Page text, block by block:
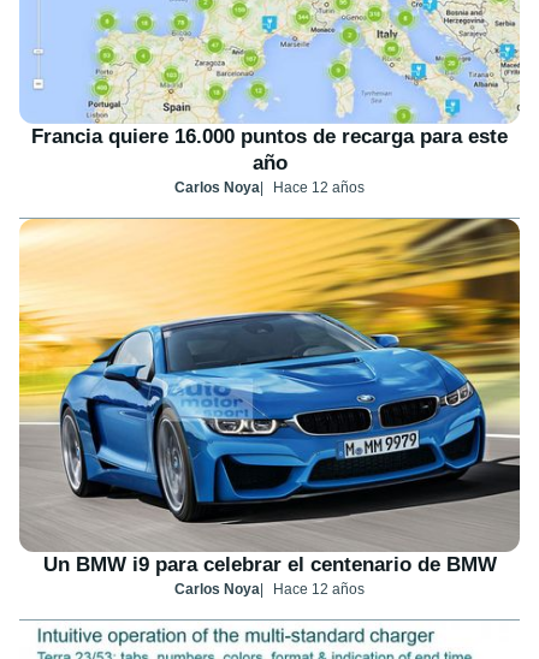
Francia quiere 16.000 puntos de recarga para este
año
Carlos Noya Hace 12 años
Un BMW i9 para celebrar el centenario de BMW
Carlos Noya Hace 12 años